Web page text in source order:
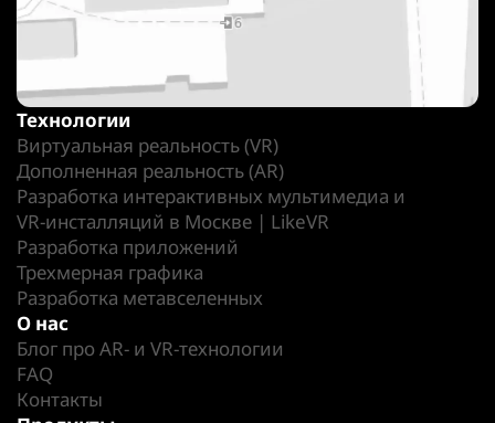
Технологии
Виртуальная реальность (VR)
Дополненная реальность (AR)
Разработка интерактивных мультимедиа и
VR-инсталляций в Москве | LikeVR
Разработка приложений
Трехмерная графика
Разработка метавселенных
О нас
Блог про AR- и VR-технологии
FAQ
Контакты